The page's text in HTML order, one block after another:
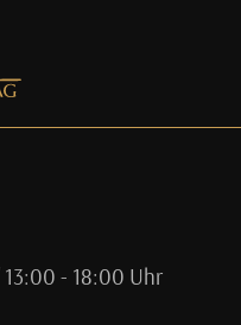
- 18:00 Uhr